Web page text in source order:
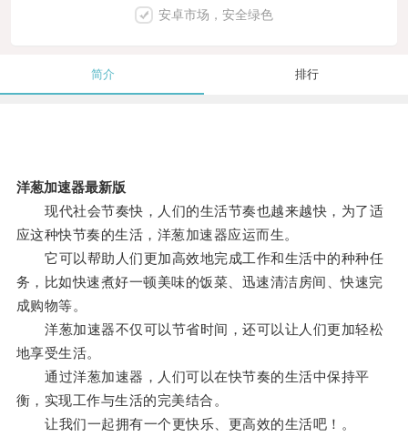
安卓市场，安全绿色
简介 排行
洋葱加速器最新版
现代社会节奏快，人们的生活节奏也越来越快，为了适
应这种快节奏的生活，洋葱加速器应运而生。
它可以帮助人们更加高效地完成工作和生活中的种种任
务，比如快速煮好一顿美味的饭菜、迅速清洁房间、快速完
成购物等。
洋葱加速器不仅可以节省时间，还可以让人们更加轻松
地享受生活。
通过洋葱加速器，人们可以在快节奏的生活中保持平
衡，实现工作与生活的完美结合。
让我们一起拥有一个更快乐、更高效的生活吧！。